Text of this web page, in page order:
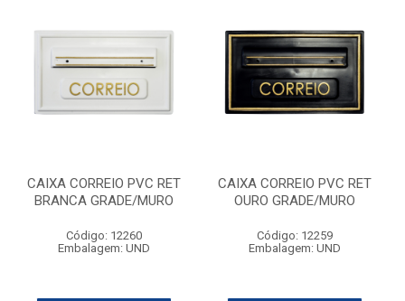
CAIXA CORREIO PVC RET
BRANCA GRADE/MURO
Código: 12260
Embalagem: UND
CAIXA CORREIO PVC RET
OURO GRADE/MURO
Código: 12259
Embalagem: UND